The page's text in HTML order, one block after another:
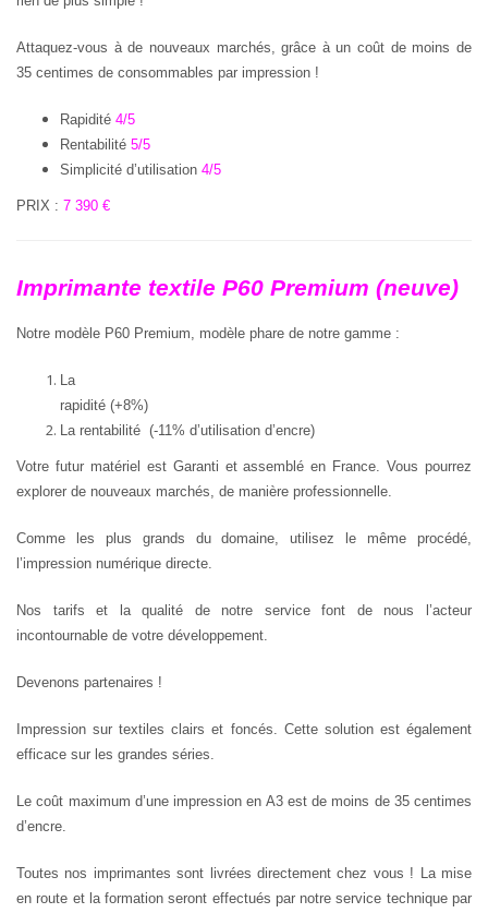
Attaquez-vous à de nouveaux marchés, grâce à un coût de moins de
35 centimes de consommables par impression !
Rapidité 4/5
Rentabilité 5/5
Simplicité d’utilisation 4/5
PRIX : 7 390 €
Imprimante textile P60 Premium (neuve)
Notre modèle P60 Premium, modèle phare de notre gamme :
La
rapidité (+8%)
La rentabilité (-11% d’utilisation d’encre)
Votre futur matériel est Garanti et assemblé en France. Vous pourrez
explorer de nouveaux marchés, de manière professionnelle.
Comme les plus grands du domaine, utilisez le même procédé,
l’impression numérique directe.
Nos tarifs et la qualité de notre service font de nous l’acteur
incontournable de votre développement.
Devenons partenaires !
Impression sur textiles clairs et foncés. Cette solution est également
efficace sur les grandes séries.
Le coût maximum d’une impression en A3 est de moins de 35 centimes
d’encre.
Toutes nos imprimantes sont livrées directement chez vous ! La mise
en route et la formation seront effectués par notre service technique par